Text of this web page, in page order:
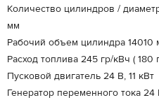
Количество цилиндров /
мм
Рабочий объем цилиндра 14010
Расход топлива 245 гр/кВч ( 180
Пусковой двигатель 24 В, 11 кВт
Генератор переменного тока